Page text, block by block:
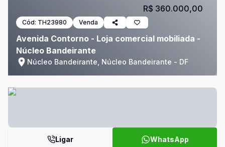
Cód: TH23980 Venda
Avenida Contorno - Loja comercial mobiliada -
Núcleo Bandeirante
Núcleo Bandeirante, Núcleo Bandeirante - DF
R$ 360.000,00
Ligar WhatsApp